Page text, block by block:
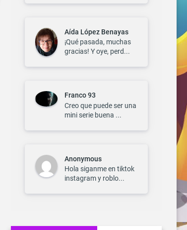
Aída López Benayas
¡Qué pasada, muchas
gracias! Y oye, perd...
Franco 93
Creo que puede ser una
mini serie buena ...
Anonymous
Hola siganme en tiktok
instagram y roblo...